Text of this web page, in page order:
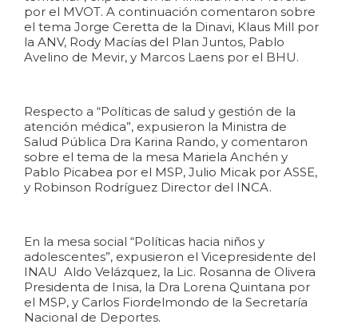
por el MVOT. A continuación comentaron sobre
el tema Jorge Ceretta de la Dinavi, Klaus Mill por
la ANV, Rody Macías del Plan Juntos, Pablo
Avelino de Mevir, y Marcos Laens por el BHU.
Respecto a “Políticas de salud y gestión de la
atención médica”, expusieron la Ministra de
Salud Pública Dra Karina Rando, y comentaron
sobre el tema de la mesa Mariela Anchén y
Pablo Picabea por el MSP, Julio Micak por ASSE,
y Robinson Rodríguez Director del INCA.
En la mesa social “Políticas hacia niños y
adolescentes”, expusieron el Vicepresidente del
INAU Aldo Velázquez, la Lic. Rosanna de Olivera
Presidenta de Inisa, la Dra Lorena Quintana por
el MSP, y Carlos Fiordelmondo de la Secretaría
Nacional de Deportes.